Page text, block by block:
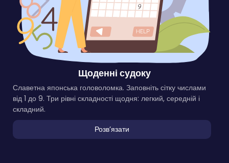
Щоденні судоку
Славетна японська головоломка. Заповніть сітку числами
від 1 до 9. Три рівні складності щодня: легкий, середній і
складний.
Розвʼязати